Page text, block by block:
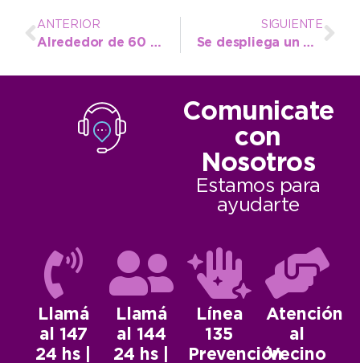
ANTERIOR
Alrededor de 60 emprendedores participaron de la 2ª Expo Vacaciones de Invierno
SIGUIENTE
Se despliega un plan integral para recuperar calles de tierra en la ciudad
Comunicate
con
Nosotros
Estamos para
ayudarte
Llamá
al 147
24 hs |
Llamá
al 144
24 hs |
Línea
135
Prevención
Atención
al
Vecino